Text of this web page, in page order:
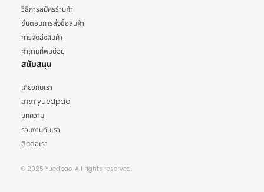
วิธีการสมัครร้านค้า
ขั้นตอนการสั่งซื้อสินค้า
การจัดส่งสินค้า
คำถามที่พบบ่อย
สนับสนุน
เกี่ยวกับเรา
สาขา yuedpao
บทความ
ร่วมงานกับเรา
ติดต่อเรา
© 2025 Yuedpao. All rights reserved.